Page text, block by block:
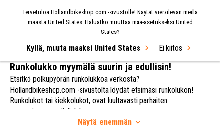
Tervetuloa Hollandbikeshop.com -sivustolle! Näytät vierailevan meillä
maasta United States. Haluatko muuttaa maa-asetukseksi United
States?
Kyllä, muuta maaksi United States Ei kiitos
Alkuun Pyöränlukot Runkolukko
Runkolukko myymälä suurin ja edullisin!
Etsitkö polkupyörän runkolukkoa verkosta?
Hollandbikeshop.com -sivustolta löydät etsimäsi runkolukon!
Runkolukot tai kiekkolukot, ovat luultavasti parhaiten
tunnetuimmat pyöränlukot.
Monet meistä lisäävät runkolukon polkupyöräänsä
Näytä enemmän